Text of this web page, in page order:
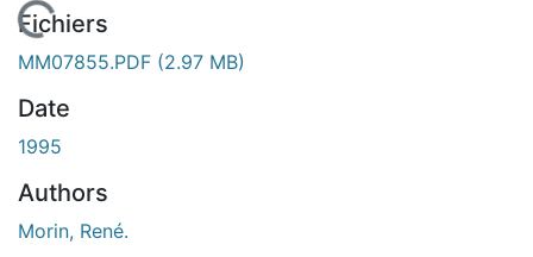
Fichiers
MM07855.PDF (2.97 MB)
Date
1995
Authors
Morin, René.